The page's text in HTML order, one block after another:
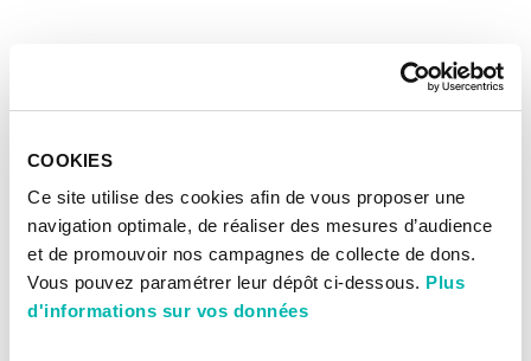
COOKIES
Ce site utilise des cookies afin de vous proposer une
navigation optimale, de réaliser des mesures d’audience
et de promouvoir nos campagnes de collecte de dons.
Vous pouvez paramétrer leur dépôt ci-dessous. Plus
d'informations sur vos données